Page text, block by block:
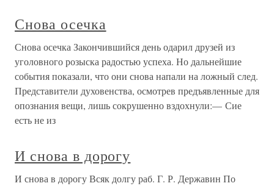
Снова осечка
Снова осечка Закончившийся день одарил друзей из
уголовного розыска радостью успеха. Но дальнейшие
события показали, что они снова напали на ложный след.
Представители духовенства, осмотрев предъявленные для
опознания вещи, лишь сокрушенно вздохнули:— Сие
есть не из
И снова в дорогу
И снова в дорогу Всяк долгу раб. Г. Р. Державин По